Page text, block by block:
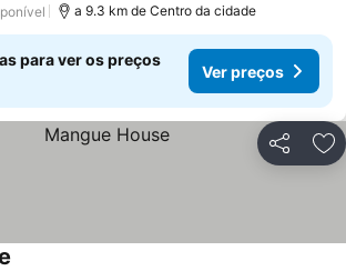
a 9.3 km de Centro da cidade
para ver os preços
Ver preços
Partilhar